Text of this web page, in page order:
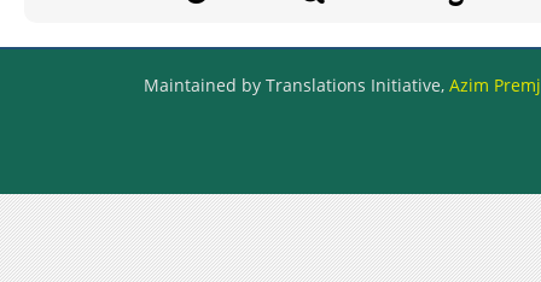
Maintained by Translations Initiative, Azim